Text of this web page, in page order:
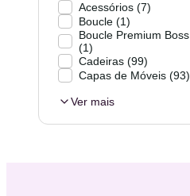
Acessórios (7)
Boucle (1)
Boucle Premium Boss
(1)
Cadeiras (99)
Capas de Móveis (93)
Ver mais